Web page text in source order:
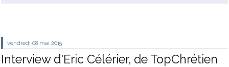
vendredi 08 mai 2015
Interview d'Eric Célérier, de TopChrétien